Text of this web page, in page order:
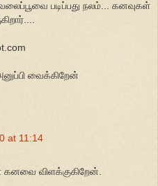
படிப்பது நலம்... கனவுகள்
வைக்கிறேன்
at 11:14
விளக்குகிறேன்.